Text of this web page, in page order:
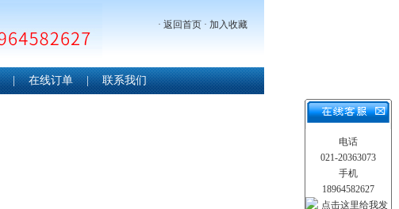
· 返回首页 · 加入收藏
| 在线订单 | 联系我们
电话
021-20363073
手机
18964582627